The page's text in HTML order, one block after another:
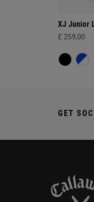
XJ Junior
£ 259,00
GET